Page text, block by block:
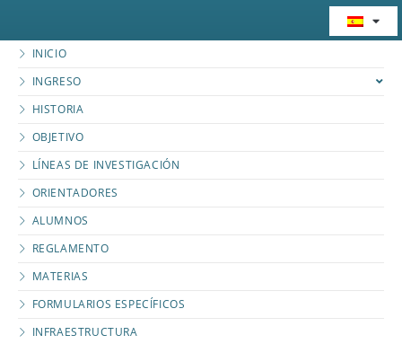
INICIO
INGRESO
HISTORIA
OBJETIVO
LÍNEAS DE INVESTIGACIÓN
ORIENTADORES
ALUMNOS
REGLAMENTO
MATERIAS
FORMULARIOS ESPECÍFICOS
INFRAESTRUCTURA